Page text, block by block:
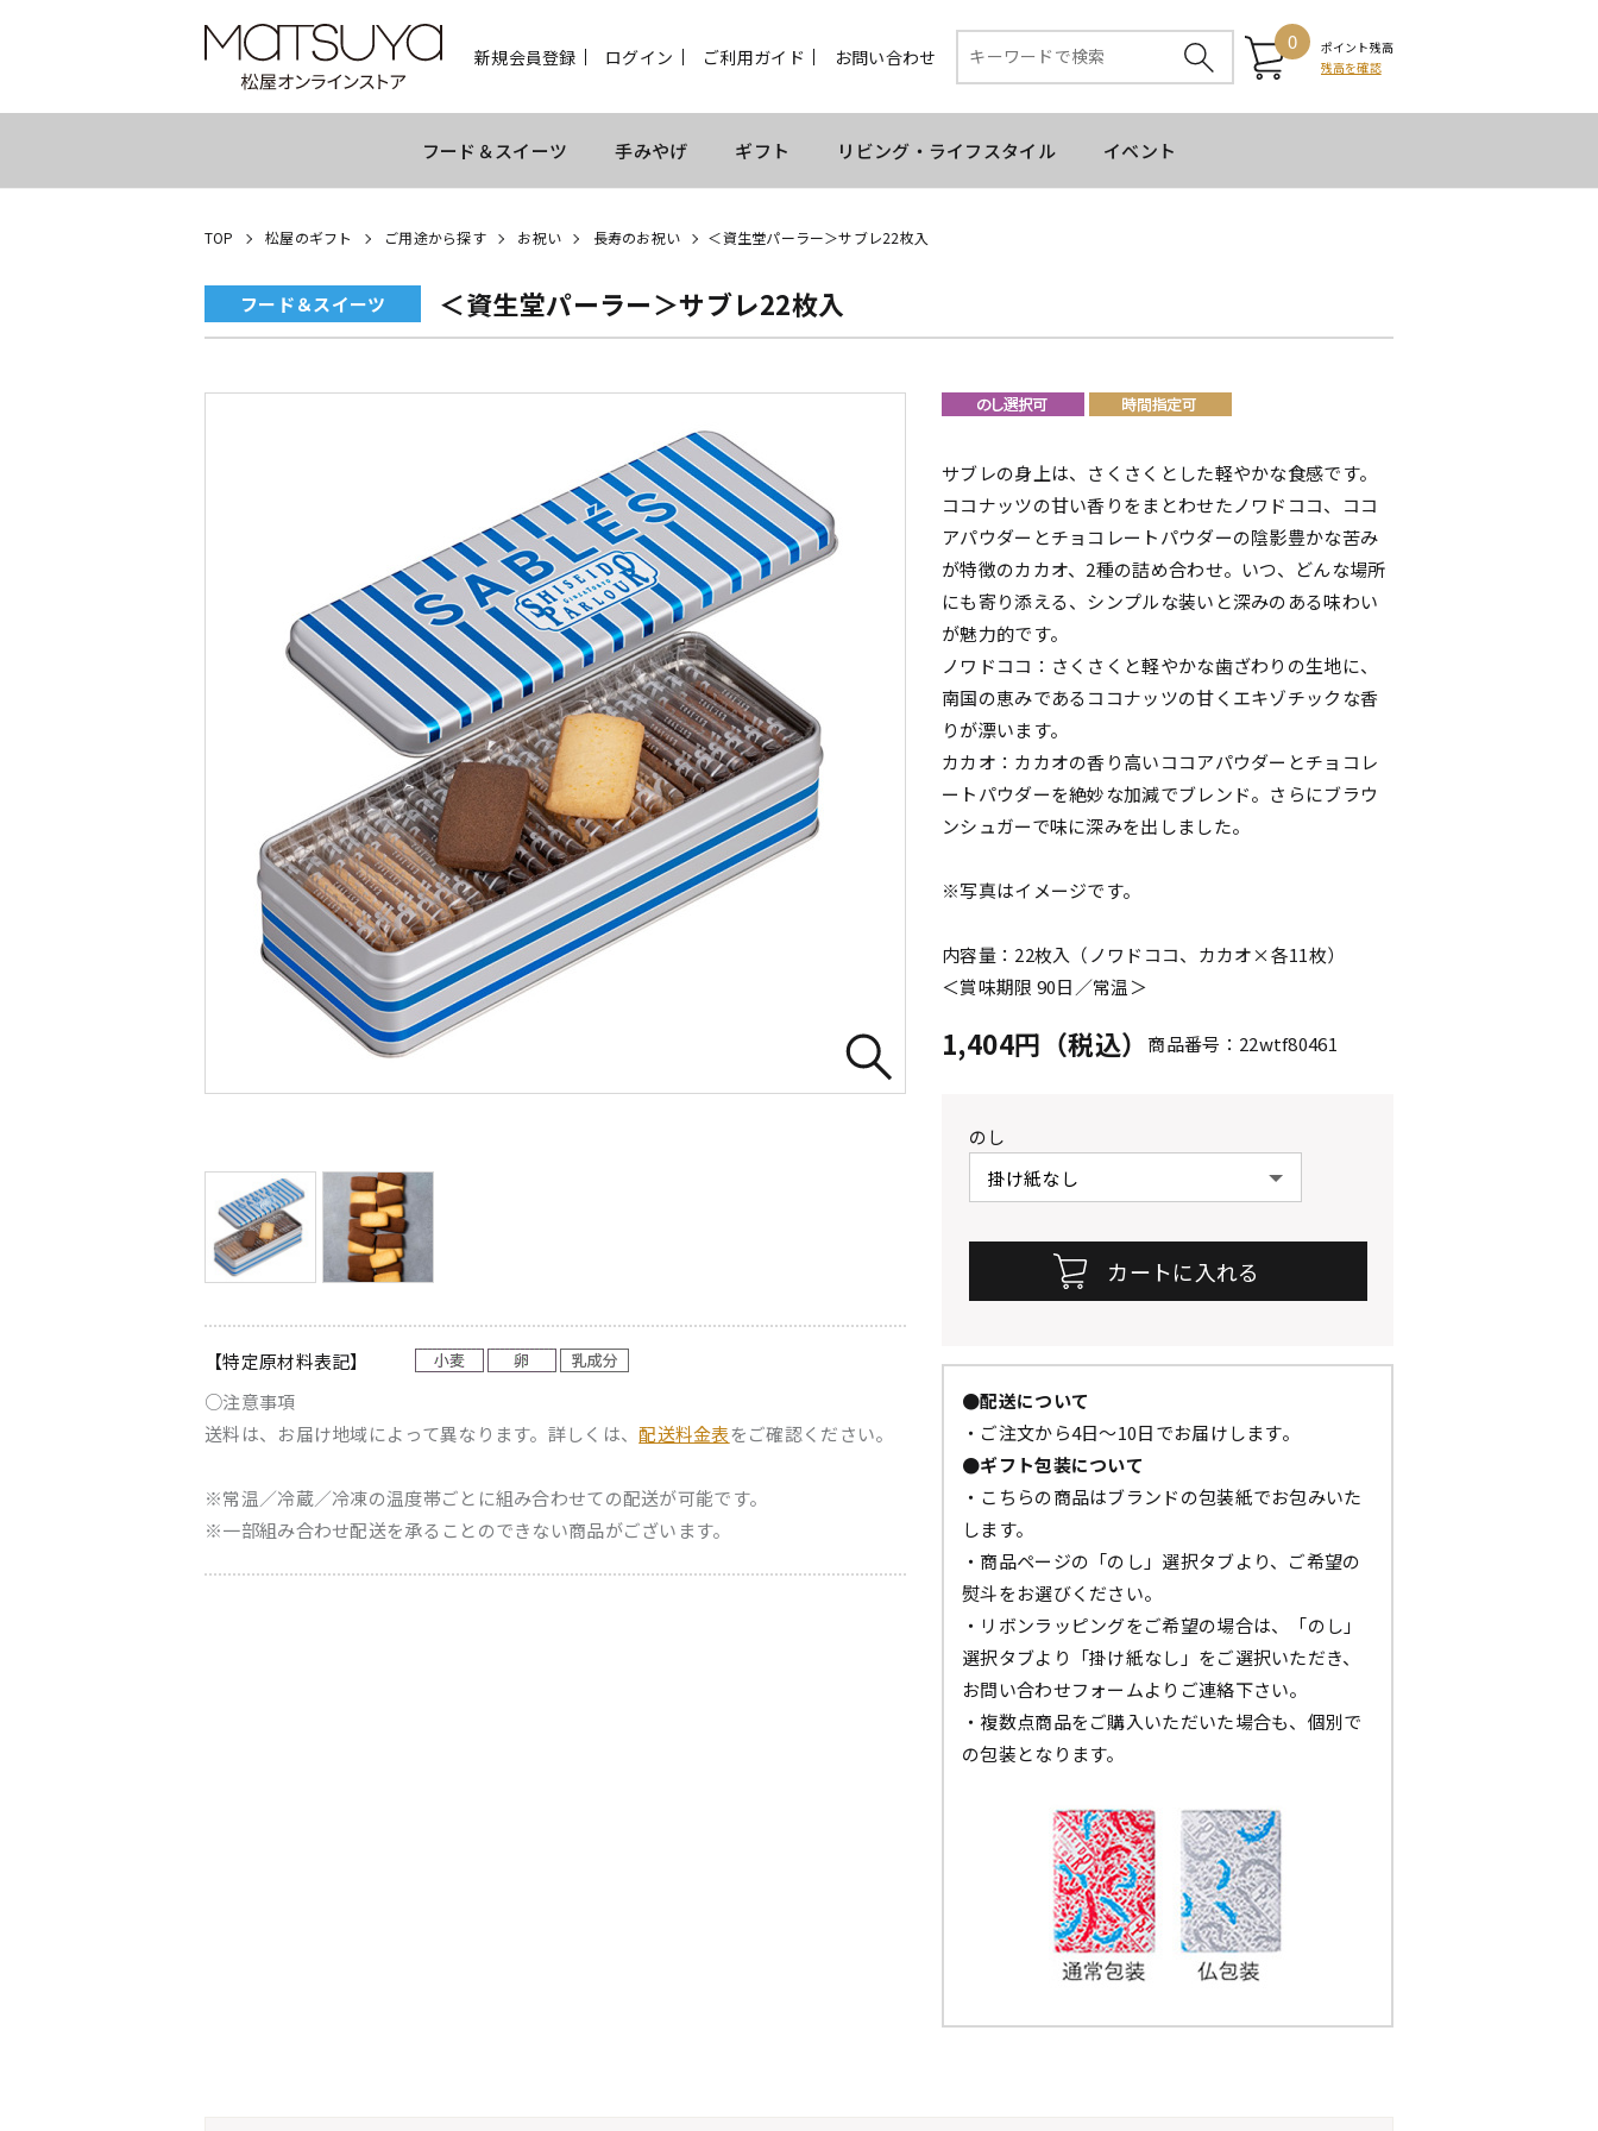
新規会員登録 ログイン ご利用ガイド お問い合わせ
0
ポイント残高
残高を確認
フード＆スイーツ 手みやげ ギフト リビング・ライフスタイル イベント
TOP 松屋のギフト ご用途から探す お祝い 長寿のお祝い ＜資生堂パーラー＞サブレ22枚入
フード＆スイーツ ＜資生堂パーラー＞サブレ22枚入
【特定原材料表記】
○注意事項
送料は、お届け地域によって異なります。詳しくは、配送料金表をご確認ください。
※常温／冷蔵／冷凍の温度帯ごとに組み合わせての配送が可能です。
※一部組み合わせ配送を承ることのできない商品がございます。
サブレの身上は、さくさくとした軽やかな食感です。
ココナッツの甘い香りをまとわせたノワドココ、ココ
アパウダーとチョコレートパウダーの陰影豊かな苦み
が特徴のカカオ、2種の詰め合わせ。いつ、どんな場所
にも寄り添える、シンプルな装いと深みのある味わい
が魅力的です。
ノワドココ：さくさくと軽やかな歯ざわりの生地に、
南国の恵みであるココナッツの甘くエキゾチックな香
りが漂います。
カカオ：カカオの香り高いココアパウダーとチョコレ
ートパウダーを絶妙な加減でブレンド。さらにブラウ
ンシュガーで味に深みを出しました。
※写真はイメージです。
内容量：22枚入（ノワドココ、カカオ×各11枚）
＜賞味期限 90日／常温＞
1,404円（税込） 商品番号：22wtf80461
のし
●配送について
・ご注文から4日～10日でお届けします。
●ギフト包装について
・こちらの商品はブランドの包装紙でお包みいた
します。
・商品ページの「のし」選択タブより、ご希望の
熨斗をお選びください。
・リボンラッピングをご希望の場合は、「のし」
選択タブより「掛け紙なし」をご選択いただき、
お問い合わせフォームよりご連絡下さい。
・複数点商品をご購入いただいた場合も、個別で
の包装となります。